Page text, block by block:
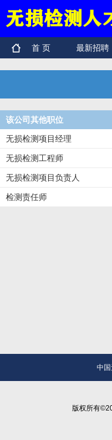
首 页 最新招聘
该公司其他职位
无损检测项目经理
无损检测工程师
无损检测项目负责人
检测责任师
中
版权所有